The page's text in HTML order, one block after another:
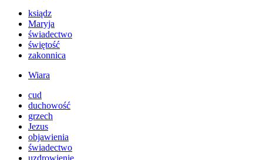
ksiądz
Maryja
świadectwo
świętość
zakonnica
Wiara
cud
duchowość
grzech
Jezus
objawienia
świadectwo
uzdrowienie